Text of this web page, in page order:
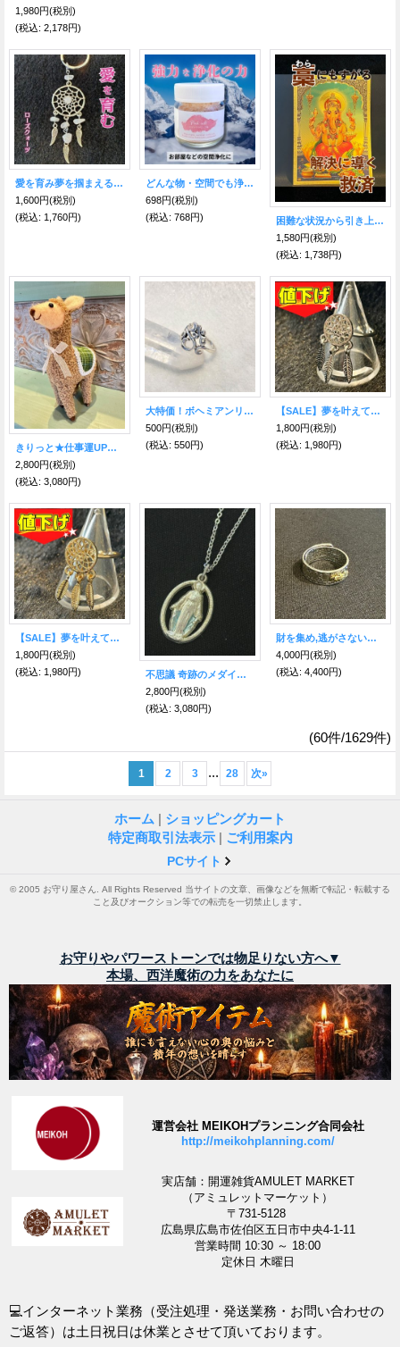
1,980円(税別)
(税込: 2,178円)
愛を育み夢を掴まえる★ドリームキャッチャー キーホルダー ローズクォーツ付
1,600円(税別)
(税込: 1,760円)
どんな物・空間でも浄化！万能ピンクヒマラヤソルト 瓶入り
698円(税別)
(税込: 768円)
困難な状況から引き上げてくれる神様のヤントラ・ガネーシャ☆インドのお守り
1,580円(税別)
(税込: 1,738円)
きりっと★仕事運UPのアルパカ♪エケコ人形のお友達
2,800円(税別)
(税込: 3,080円)
大特価！ボヘミアンリング GGG
500円(税別)
(税込: 550円)
【SALE】夢を叶えてリング★ドリームキャッチャー S
1,800円(税別)
(税込: 1,980円)
【SALE】夢を叶えてリング★ドリームキャッチャー G
1,800円(税別)
(税込: 1,980円)
不思議 奇跡のメダイネックレス レアな透かしデザイン
2,800円(税別)
(税込: 3,080円)
財を集め,逃がさない！強力な財を招く 貔貅（ヒキュウ）般若心経彫り★お守りリング
4,000円(税別)
(税込: 4,400円)
(60件/1629件)
1 2 3 ... 28 次»
ホーム | ショッピングカート
特定商取引法表示 | ご利用案内
PCサイト
© 2005 お守り屋さん. All Rights Reserved 当サイトの文章、画像などを無断で転記・転載する
こと及びオークション等での転売を一切禁止します。
お守りやパワーストーンでは物足りない方へ▼
本場、西洋魔術の力をあなたに
運営会社 MEIKOHプランニング合同会社
http://meikohplanning.com/
実店舗：開運雑貨AMULET MARKET
（アミュレットマーケット）
〒731-5128
広島県広島市佐伯区五日市中央4-1-11
営業時間 10:30 ～ 18:00
定休日 木曜日
💻インターネット業務（受注処理・発送業務・お問い合わせの
ご返答）は土日祝日は休業とさせて頂いております。